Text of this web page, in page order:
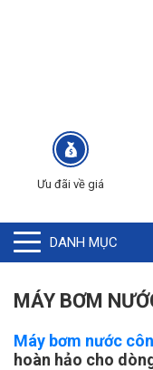
Ưu đãi về giá
DANH MỤC
MÁY BƠM
Máy bơm nước
hoàn hảo cho